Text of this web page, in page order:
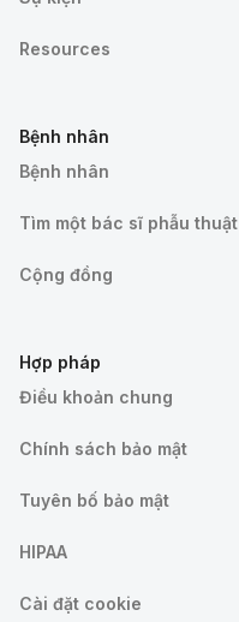
Resources
Bệnh nhân
Bệnh nhân
Tìm một bác sĩ phẫu thuật
Cộng đồng
Hợp pháp
Điều khoản chung
Chính sách bảo mật
Tuyên bố bảo mật
HIPAA
Cài đặt cookie